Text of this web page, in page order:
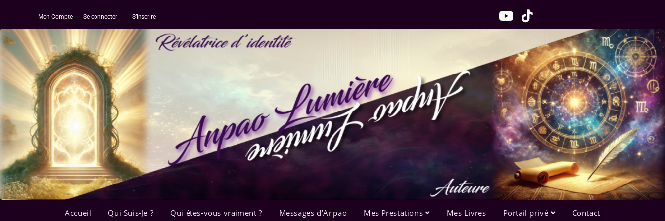
Mon Compte Se connecter S’inscrire
Accueil Qui Suis-Je ? Qui êtes-vous vraiment ? Messages d’Anpao Mes Prestations Mes Livres Portail privé Contact